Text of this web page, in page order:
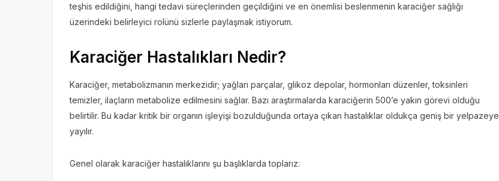
teşhis edildiğini, hangi tedavi süreçlerinden geçildiğini ve en önemlisi beslenmenin karaciğer sağlığı
üzerindeki belirleyici rolünü sizlerle paylaşmak istiyorum.
Karaciğer Hastalıkları Nedir?
Karaciğer, metabolizmanın merkezidir; yağları parçalar, glikoz depolar, hormonları düzenler, toksinleri
temizler, ilaçların metabolize edilmesini sağlar. Bazı araştırmalarda karaciğerin 500’e yakın görevi olduğu
belirtilir. Bu kadar kritik bir organın işleyişi bozulduğunda ortaya çıkan hastalıklar oldukça geniş bir yelpazeye
yayılır.
Genel olarak karaciğer hastalıklarını şu başlıklarda toplarız: